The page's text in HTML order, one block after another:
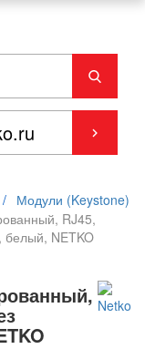
/ Модули (Keystone)
RJ45,
белый, NETKO